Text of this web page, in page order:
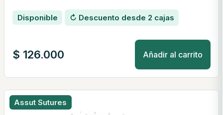
Disponible ↻ Descuento desde 2 cajas
$ 126.000 Añadir al carrito
Assut Sutures